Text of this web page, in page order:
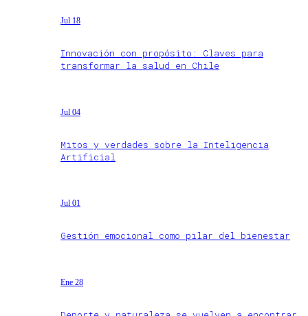
Jul 18
Innovación con propósito: Claves para
transformar la salud en Chile
Jul 04
Mitos y verdades sobre la Inteligencia
Artificial
Jul 01
Gestión emocional como pilar del bienestar
Ene 28